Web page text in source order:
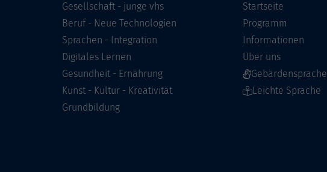
Gesellschaft - junge vhs
Beruf - Neue Technologien
Sprachen - Integration
Digitales Lernen
Gesundheit - Ernährung
Kunst - Kultur - Kreativität
Grundbildung
Startseite
Programm
Informationen
Über uns
Gebärdensprache
Leichte Sprache